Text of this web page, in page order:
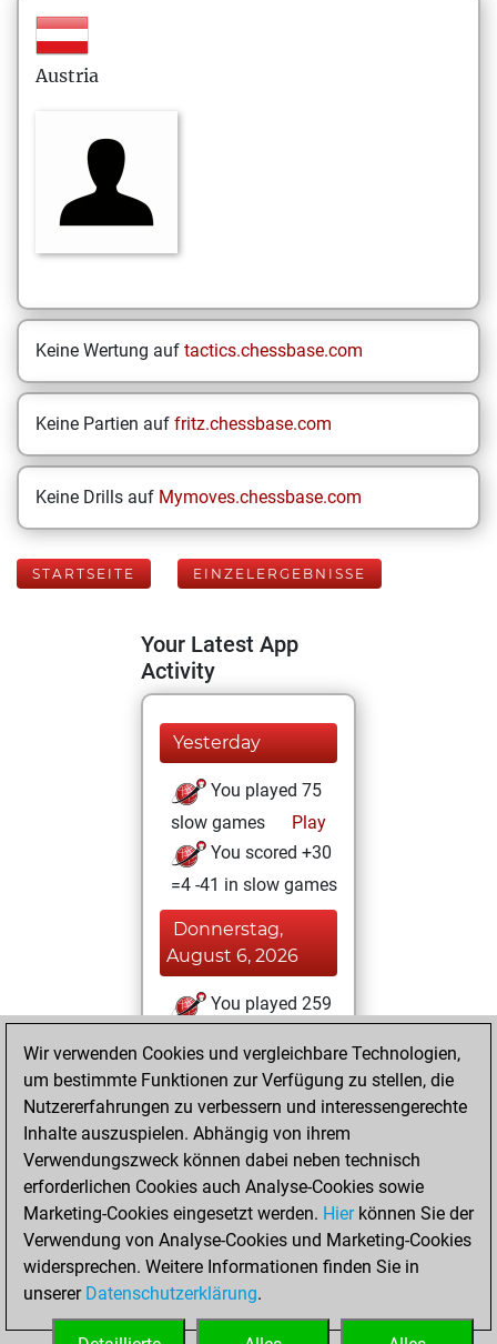
Austria
Keine Wertung auf tactics.chessbase.com
Keine Partien auf fritz.chessbase.com
Keine Drills auf Mymoves.chessbase.com
STARTSEITE EINZELERGEBNISSE
Your Latest App
Activity
Yesterday
You played 75
slow games
Play
You scored +30
=4 -41 in slow games
Donnerstag,
August 6, 2026
You played 259
You scored
+129 =12 -118 in
blitz
Montag, August
3, 2026
You played 66
bullet games
Play
You scored +34
=0 -32 in bullet
Wir verwenden Cookies und vergleichbare Technologien,
um bestimmte Funktionen zur Verfügung zu stellen, die
Nutzererfahrungen zu verbessern und interessengerechte
Inhalte auszuspielen. Abhängig von ihrem
Verwendungszweck können dabei neben technisch
erforderlichen Cookies auch Analyse-Cookies sowie
Marketing-Cookies eingesetzt werden. Hierkönnen Sie der
Verwendung von Analyse-Cookies und Marketing-Cookies
widersprechen. Weitere Informationen finden Sie in
unserer Datenschutzerklärung.